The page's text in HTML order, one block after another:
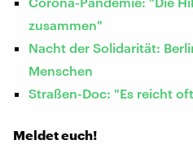
zusammen"
Nacht der Solidarität:
Menschen
Straßen-Doc: "Es reicht
Meldet euch!